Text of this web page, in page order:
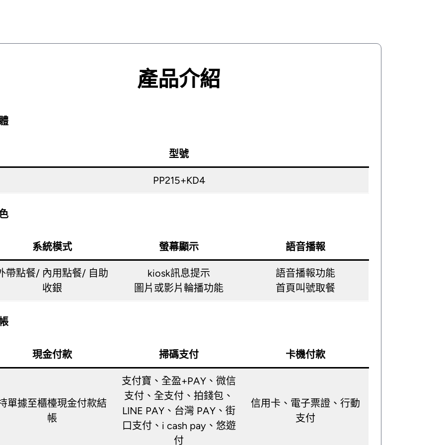
產品介紹
型號
PP215+KD4
系統模式 螢幕顯示 語音播報
帶點餐/ 內用點餐/ 自助
收銀
kiosk訊息提示
圖片或影片輪播功能
語音播報功能
首頁叫號取餐
現金付款 掃碼支付 卡機付款
單據至櫃檯現金付款結
帳
支付寶、全盈+PAY、微信
支付、全支付、拍錢包、
LINE PAY、台灣 PAY、街
口支付、i cash pay、悠遊
付
信用卡、電子票證、行動
支付